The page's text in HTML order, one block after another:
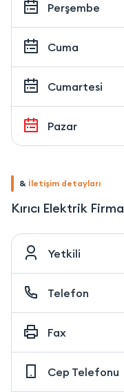
Perşembe
Cuma
Cumartesi
Pazar
& İletişim detayları
Kırıcı Elektrik Firma
Yetkili
Telefon
Fax
Cep Telefonu